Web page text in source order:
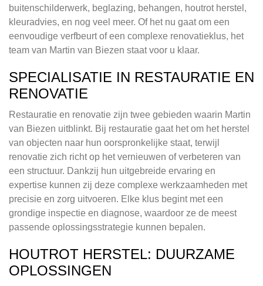
buitenschilderwerk, beglazing, behangen, houtrot herstel,
kleuradvies, en nog veel meer. Of het nu gaat om een
eenvoudige verfbeurt of een complexe renovatieklus, het
team van Martin van Biezen staat voor u klaar.
SPECIALISATIE IN RESTAURATIE EN
RENOVATIE
Restauratie en renovatie zijn twee gebieden waarin Martin
van Biezen uitblinkt. Bij restauratie gaat het om het herstel
van objecten naar hun oorspronkelijke staat, terwijl
renovatie zich richt op het vernieuwen of verbeteren van
een structuur. Dankzij hun uitgebreide ervaring en
expertise kunnen zij deze complexe werkzaamheden met
precisie en zorg uitvoeren. Elke klus begint met een
grondige inspectie en diagnose, waardoor ze de meest
passende oplossingsstrategie kunnen bepalen.
HOUTROT HERSTEL: DUURZAME
OPLOSSINGEN